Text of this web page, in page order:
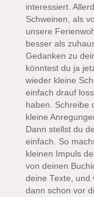
interessiert.
Schweinen, als
unsere
besser als
Gedanken zu
könntest du ja
wieder kleine
einfach drauf
haben. Schreibe
kleine
Dann stellst du
einfach. So
kleinen Impuls
von deinen
deine Texte, und
dann schon vor